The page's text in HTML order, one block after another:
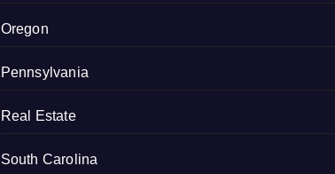
Oregon
Pennsylvania
Real Estate
South Carolina